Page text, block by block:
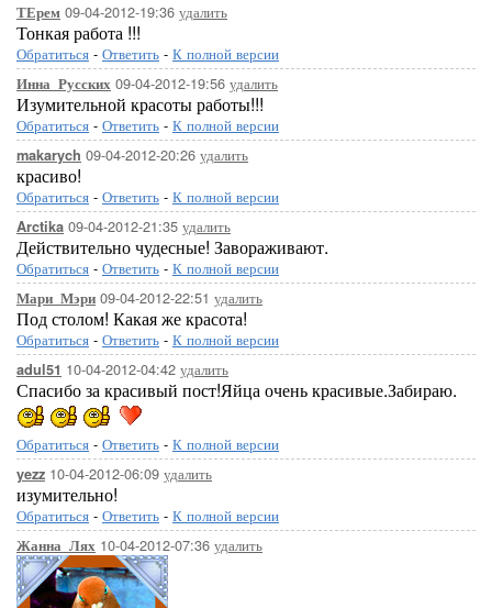
ТЕрем 09-04-2012-19:36 удалить
Тонкая работа !!!
Обратиться - Ответить - К полной версии
Инна_Русских 09-04-2012-19:56 удалить
Изумительной красоты работы!!!
Обратиться - Ответить - К полной версии
makarych 09-04-2012-20:26 удалить
красиво!
Обратиться - Ответить - К полной версии
Arctika 09-04-2012-21:35 удалить
Действительно чудесные! Завораживают.
Обратиться - Ответить - К полной версии
Мари_Мэри 09-04-2012-22:51 удалить
Под столом! Какая же красота!
Обратиться - Ответить - К полной версии
adul51 10-04-2012-04:42 удалить
Спасибо за красивый пост!Яйца очень красивые.Забираю.
Обратиться - Ответить - К полной версии
yezz 10-04-2012-06:09 удалить
изумительно!
Обратиться - Ответить - К полной версии
Жанна_Лях 10-04-2012-07:36 удалить